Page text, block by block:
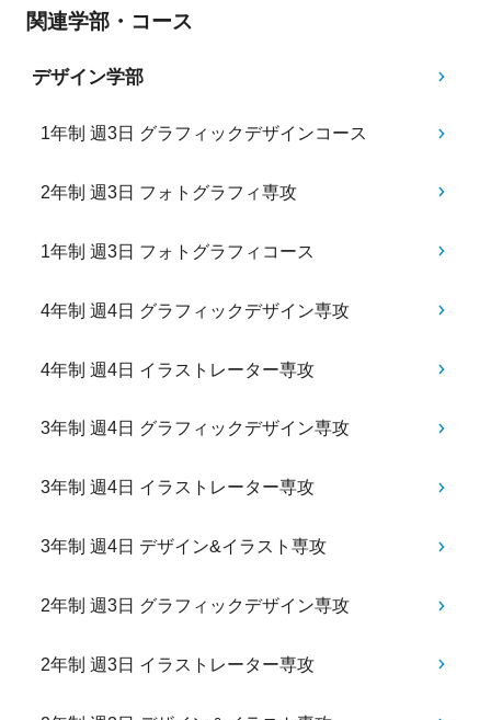
関連学部・コース
デザイン学部
1年制 週3日 グラフィックデザインコース
2年制 週3日 フォトグラフィ専攻
1年制 週3日 フォトグラフィコース
4年制 週4日 グラフィックデザイン専攻
4年制 週4日 イラストレーター専攻
3年制 週4日 グラフィックデザイン専攻
3年制 週4日 イラストレーター専攻
3年制 週4日 デザイン&イラスト専攻
2年制 週3日 グラフィックデザイン専攻
2年制 週3日 イラストレーター専攻